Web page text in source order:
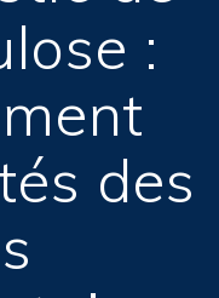
:
des